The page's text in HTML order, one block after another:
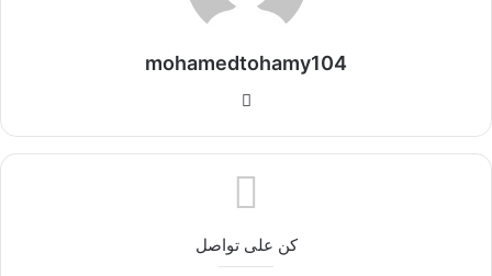
mohamedtohamy104
كن على تواصل